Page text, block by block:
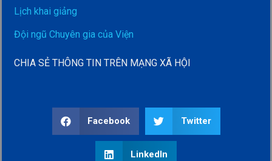
Lịch khai giảng
Đội ngũ Chuyên gia của Viện
CHIA SẺ THÔNG TIN TRÊN MẠNG XÃ HỘI
Facebook Twitter
LinkedIn